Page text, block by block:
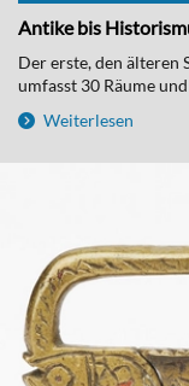
Antike bis
Der erste, den älteren
umfasst 30 Räume
Weiterlesen